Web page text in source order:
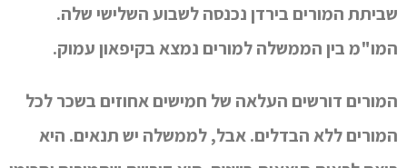
שביתת המורים בירדן נכנסה לשבוע השלישי שלה.
המו"מ בין הממשלה למורים נמצא בקיפאון עמוק.
המורים דורשים העלאה של חמישים אחוזים בשכר לכל
המורים ללא הבדלים. אבל, לממשלה יש תנאים. היא